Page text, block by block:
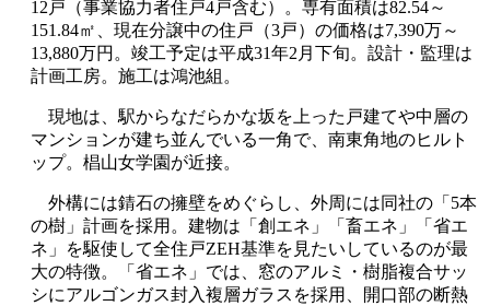
12戸（事業協力者住戸4戸含む）。専有面積は82.54～
151.84㎡、現在分譲中の住戸（3戸）の価格は7,390万～
13,880万円。竣工予定は平成31年2月下旬。設計・監理は
計画工房。施工は鴻池組。
現地は、駅からなだらかな坂を上った戸建てや中層の
マンションが建ち並んでいる一角で、南東角地のヒルト
ップ。椙山女学園が近接。
外構には錆石の擁壁をめぐらし、外周には同社の「5本
の樹」計画を採用。建物は「創エネ」「畜エネ」「省エ
ネ」を駆使して全住戸ZEH基準を見たいしているのが最
大の特徴。「省エネ」では、窓のアルミ・樹脂複合サッ
シにアルゴンガス封入複層ガラスを採用、開口部の断熱